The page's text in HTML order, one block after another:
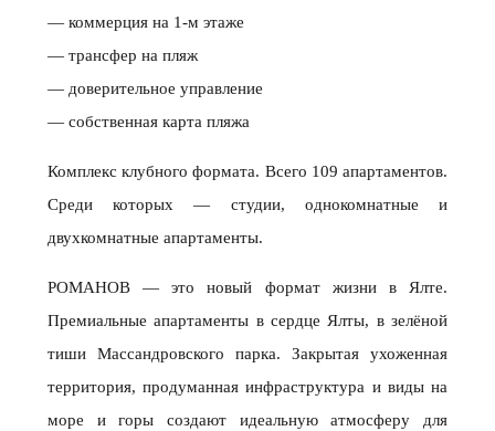
— коммерция на 1-м этаже
— трансфер на пляж
— доверительное управление
— собственная карта пляжа
Комплекс клубного формата. Всего 109 апартаментов.
Среди которых — студии, однокомнатные и
двухкомнатные апартаменты.
РОМАНОВ — это новый формат жизни в Ялте.
Премиальные апартаменты в сердце Ялты, в зелёной
тиши Массандровского парка. Закрытая ухоженная
территория, продуманная инфраструктура и виды на
море и горы создают идеальную атмосферу для